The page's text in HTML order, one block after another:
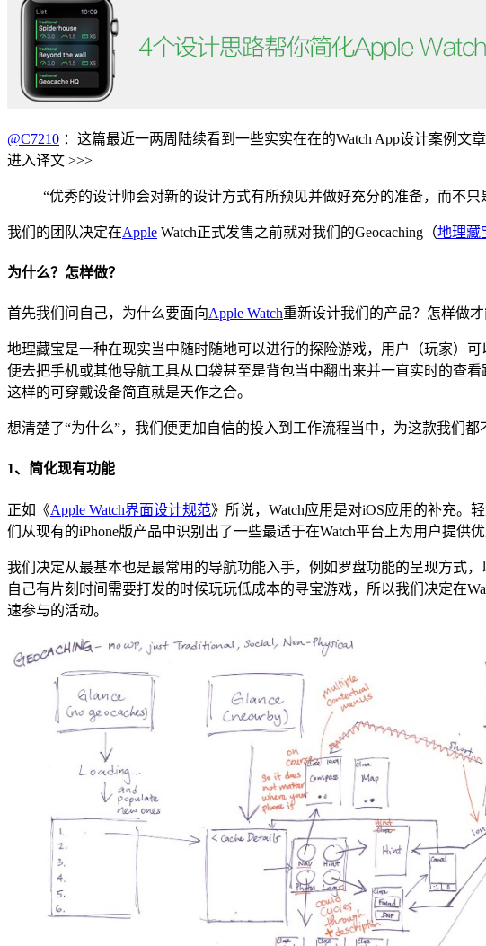
@C7210 ：这篇最近一两周陆续看到一些实实在在的Watch App设计案例
进入译文 >>>
“优秀的设计师会对新的设计方式有所预见并做好充分的准备，而不只
我们的团队决定在Apple Watch正式发售之前就对我们的Geocaching（地理藏
为什么？怎样做？
首先我们问自己，为什么要面向Apple Watch重新设计我们的产品？怎样做
地理藏宝是一种在现实当中随时随地可以进行的探险游戏，用户（玩家）
便去把手机或其他导航工具从口袋甚至是背包当中翻出来并一直实时的查
这样的可穿戴设备简直就是天作之合。
想清楚了“为什么”，我们便更加自信的投入到工作流程当中，为这款我们
1、简化现有功能
正如《Apple Watch界面设计规范》所说，Watch应用是对iOS应用的补充。
们从现有的iPhone版产品中识别出了一些最适于在Watch平台上为用户提供
我们决定从最基本也是最常用的导航功能入手，例如罗盘功能的呈现方式
自己有片刻时间需要打发的时候玩玩低成本的寻宝游戏，所以我们决定在
速参与的活动。